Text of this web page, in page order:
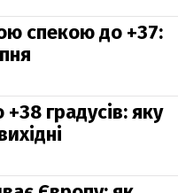
спекою до +37:
градусів: яку